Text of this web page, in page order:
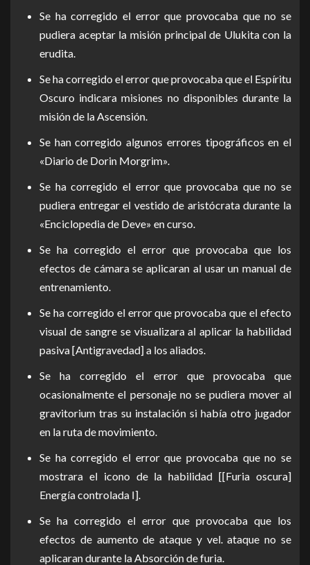
Se ha corregido el error que provocaba que no se
pudiera aceptar la misión principal de Ulukita con la
erudita.
Se ha corregido el error que provocaba que el Espíritu
Oscuro indicara misiones no disponibles durante la
misión de la Ascensión.
Se han corregido algunos errores tipográficos en el
«Diario de Dorin Morgrim».
Se ha corregido el error que provocaba que no se
pudiera entregar el vestido de aristócrata durante la
«Enciclopedia de Deve» en curso.
Se ha corregido el error que provocaba que los
efectos de cámara se aplicaran al usar un manual de
entrenamiento.
Se ha corregido el error que provocaba que el efecto
visual de sangre se visualizara al aplicar la habilidad
pasiva [Antigravedad] a los aliados.
Se ha corregido el error que provocaba que
ocasionalmente el personaje no se pudiera mover al
gravitorium tras su instalación si había otro jugador
en la ruta de movimiento.
Se ha corregido el error que provocaba que no se
mostrara el icono de la habilidad [[Furia oscura]
Energía controlada I].
Se ha corregido el error que provocaba que los
efectos de aumento de ataque y vel. ataque no se
aplicaran durante la Absorción de furia.